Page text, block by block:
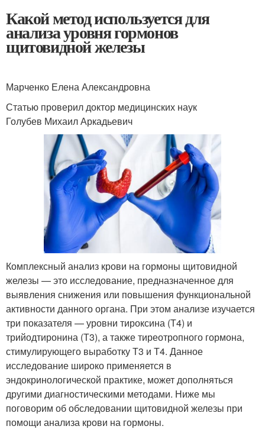
Какой метод используется для
анализа уровня гормонов
щитовидной железы
Марченко Елена Александровна
Статью проверил доктор медицинских наук
Голубев Михаил Аркадьевич
Комплексный анализ крови на гормоны щитовидной
железы — это исследование, предназначенное для
выявления снижения или повышения функциональной
активности данного органа. При этом анализе изучается
три показателя — уровни тироксина (Т4) и
трийодтиронина (Т3), а также тиреотропного гормона,
стимулирующего выработку Т3 и Т4. Данное
исследование широко применяется в
эндокринологической практике, может дополняться
другими диагностическими методами. Ниже мы
поговорим об обследовании щитовидной железы при
помощи анализа крови на гормоны.